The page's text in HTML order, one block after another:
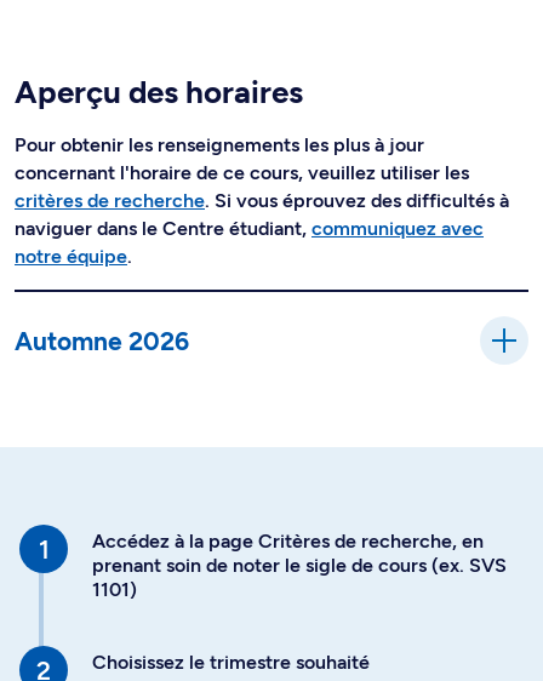
Aperçu des horaires
Pour obtenir les renseignements les plus à jour
concernant l'horaire de ce cours, veuillez utiliser les
critères de recherche. Si vous éprouvez des difficultés à
naviguer dans le Centre étudiant, communiquez avec
notre équipe.
Automne 2026
Accédez à la page Critères de recherche, en
prenant soin de noter le sigle de cours (ex. SVS
1101)
Choisissez le trimestre souhaité